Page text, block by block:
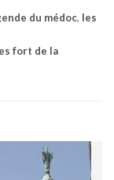
du médoc, les
fort de la